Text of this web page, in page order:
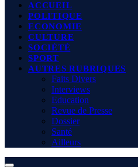
ACCUEIL
POLITIQUE
ECONOMIE
CULTURE
SOCIÉTÉ
SPORT
AUTRES RUBRIQUES
Faits Divers
Interviews
Education
Revue de Presse
Dossier
Santé
Ailleurs